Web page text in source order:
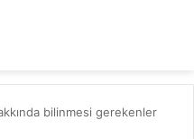
bilinmesi gerekenler